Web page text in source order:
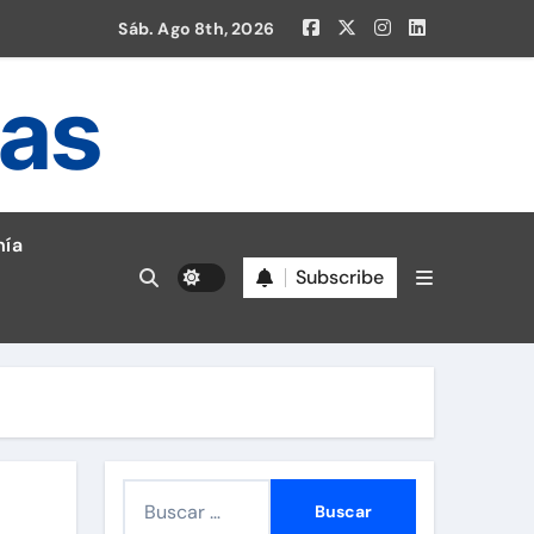
Sáb. Ago 8th, 2026
Subscribe